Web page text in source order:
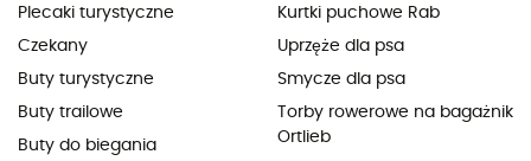
Plecaki turystyczne
Czekany
Buty turystyczne
Buty trailowe
Buty do biegania
Kurtki puchowe Rab
Uprzęże dla psa
Smycze dla psa
Torby rowerowe na bagażnik
Ortlieb